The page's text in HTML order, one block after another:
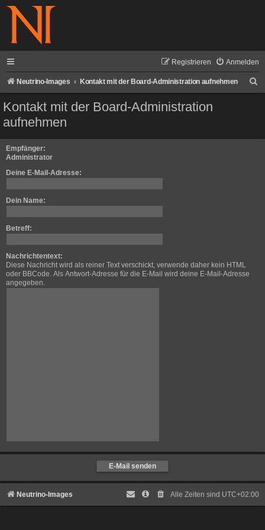
Anmelden
Registrieren
Neutrino-Images Kontakt mit der Board-Administration aufnehmen
Kontakt mit der Board-Administration
aufnehmen
Empfänger:
Administrator
Deine E-Mail-Adresse:
Dein Name:
Betreff:
Nachrichtentext:
Diese Nachricht wird als reiner Text verschickt, verwende daher kein HTML
oder BBCode. Als Antwort-Adresse für die E-Mail wird deine E-Mail-Adresse
angegeben.
Neutrino-Images Alle Zeiten sind UTC+02:00